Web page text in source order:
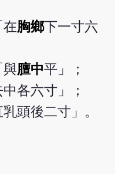
在胸鄉下一寸六
與膻中平」；
各六寸」；
頭後二寸」。